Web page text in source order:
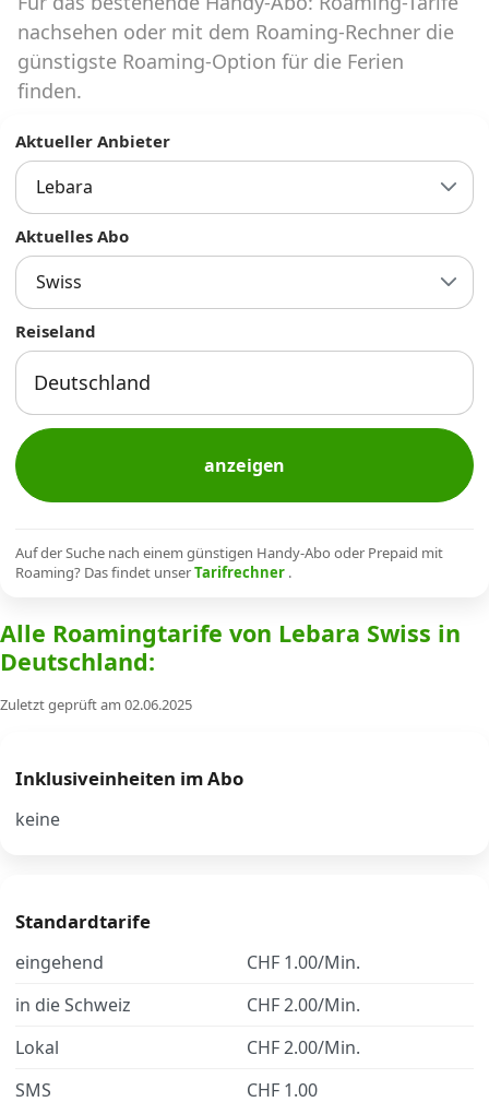
Abos für Tablets, Hotspots und Smart
Watches
Alle Anbieter
Handy-Abo-Aktionen
Handy-Abo kündigen oder
Alle Mobile-Vergleiche
Internet, TV, Telefon
Kombi-Angebote
News
Über uns
Datenschutz
nachsehen oder mit dem Roaming-Rechner die
günstigste Roaming-Option für die Ferien
finden.
Aktueller Anbieter
Lebara
Aktuelles Abo
Swiss
Reiseland
anzeigen
Auf der Suche nach einem günstigen Handy-Abo oder Prepaid mit
Roaming? Das findet unserTarifrechner .
Alle Roamingtarife von Lebara Swiss in
Deutschland:
Zuletzt geprüft am 02.06.2025
Inklusiveinheiten im Abo
keine
Standardtarife
eingehend
CHF 1.00/Min.
in die Schweiz
CHF 2.00/Min.
Lokal
CHF 2.00/Min.
SMS
CHF 1.00